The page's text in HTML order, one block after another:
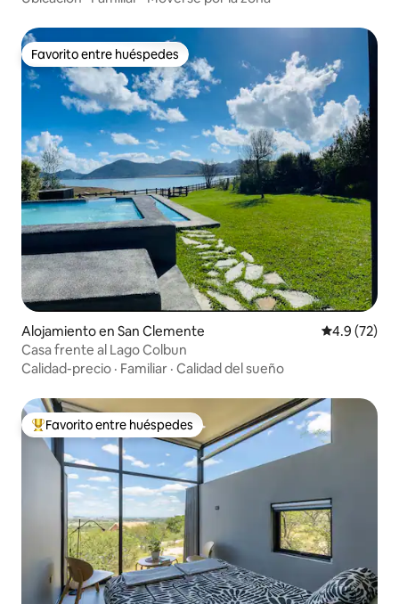
Favorito entre huéspedes
Favorito entre huéspedes
Alojamiento en San Clemente Calificación
4.9 (72)
Casa frente al Lago Colbun
Calidad-precio · Familiar · Calidad del sueño
Favorito entre huéspedes preferido
Favorito entre huéspedes